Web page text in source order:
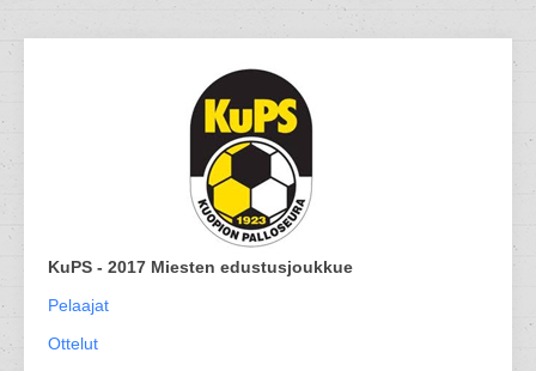
KuPS - 2017 Miesten edustusjoukkue
Pelaajat
Ottelut